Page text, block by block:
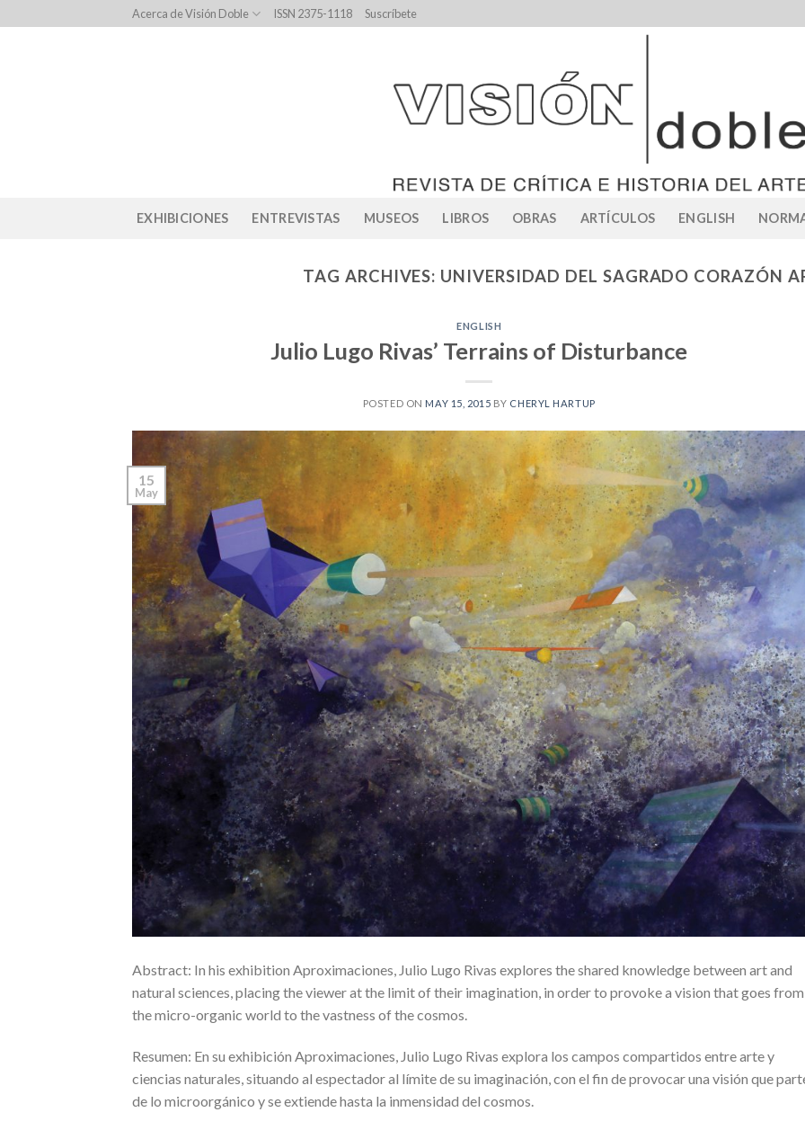
to
Acerca de Visión Doble ISSN 2375-1118 Suscríbete
EXHIBICIONES ENTREVISTAS MUSEOS LIBROS OBRAS ARTÍCULOS ENGLISH
TAG ARCHIVES: UNIVERSIDAD DEL SAGRADO CORAZÓN
ENGLISH
Julio Lugo Rivas’ Terrains of Disturbance
POSTED ON MAY 15, 2015 BY CHERYL HARTUP
15
May
Abstract: In his exhibition Aproximaciones, Julio Lugo Rivas explores the shared knowledge between art and
natural sciences, placing the viewer at the limit of their imagination, in order to provoke a vision that goes from
the micro-organic world to the vastness of the cosmos.
Resumen: En su exhibición Aproximaciones, Julio Lugo Rivas explora los campos compartidos entre arte y
ciencias naturales, situando al espectador al límite de su imaginación, con el fin de provocar una visión que
de lo microorgánico y se extiende hasta la inmensidad del cosmos.